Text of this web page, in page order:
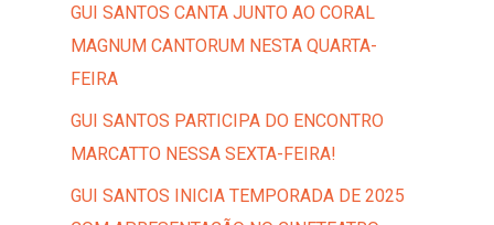
GUI SANTOS CANTA JUNTO AO CORAL
MAGNUM CANTORUM NESTA QUARTA-
FEIRA
GUI SANTOS PARTICIPA DO ENCONTRO
MARCATTO NESSA SEXTA-FEIRA!
GUI SANTOS INICIA TEMPORADA DE 2025